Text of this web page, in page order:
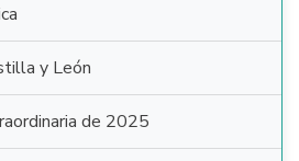
y León
de 2025